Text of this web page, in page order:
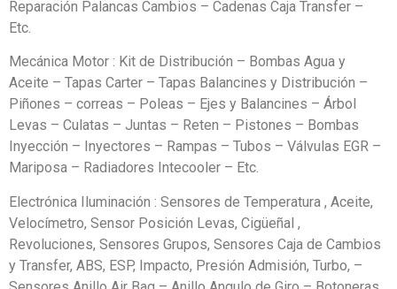
Reparación Palancas Cambios – Cadenas Caja Transfer –
Etc.
Mecánica Motor : Kit de Distribución – Bombas Agua y
Aceite – Tapas Carter – Tapas Balancines y Distribución –
Piñones – correas – Poleas – Ejes y Balancines – Árbol
Levas – Culatas – Juntas – Reten – Pistones – Bombas
Inyección – Inyectores – Rampas – Tubos – Válvulas EGR –
Mariposa – Radiadores Intecooler – Etc.
Electrónica Iluminación : Sensores de Temperatura , Aceite,
Velocímetro, Sensor Posición Levas, Cigüeñal ,
Revoluciones, Sensores Grupos, Sensores Caja de Cambios
y Transfer, ABS, ESP, Impacto, Presión Admisión, Turbo, –